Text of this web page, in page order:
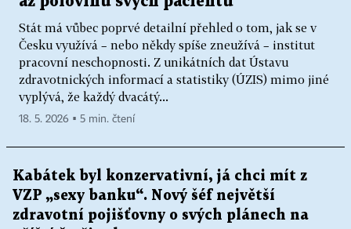
Stát má vůbec poprvé detailní přehled o tom, jak se v
Česku využívá – nebo někdy spíše zneužívá – institut
pracovní neschopnosti. Z unikátních dat Ústavu
zdravotnických informací a statistiky (ÚZIS) mimo jiné
vyplývá, že každý dvacátý...
18. 5. 2026 ▪ 5 min. čtení
Kabátek byl konzervativní, já chci mít z
VZP „sexy banku“. Nový šéf největší
zdravotní pojišťovny o svých plánech na